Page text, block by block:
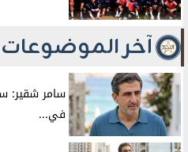
آخر الموضوعات
سامر شقير:
في...